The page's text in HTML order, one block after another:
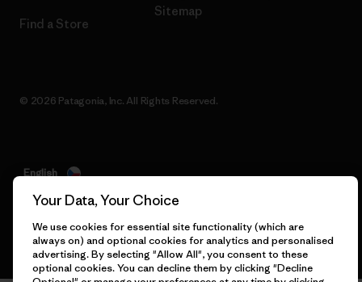
Find a Store
Sitemap
© 2026 Patagonia, Inc. All Rights Reserved.
English
Your Data, Your Choice
We use cookies for essential site functionality (which are
always on) and optional cookies for analytics and personalised
advertising. By selecting "Allow All", you consent to these
optional cookies. You can decline them by clicking "Decline